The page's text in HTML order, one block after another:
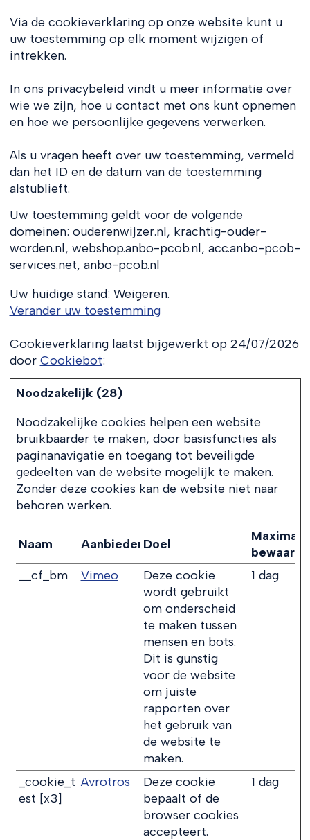
Via de cookieverklaring op onze website kunt u
uw toestemming op elk moment wijzigen of
intrekken.
In ons privacybeleid vindt u meer informatie over
wie we zijn, hoe u contact met ons kunt opnemen
en hoe we persoonlijke gegevens verwerken.
Als u vragen heeft over uw toestemming, vermeld
dan het ID en de datum van de toestemming
alstublieft.
Uw toestemming geldt voor de volgende
domeinen: ouderenwijzer.nl, krachtig-ouder-
worden.nl, webshop.anbo-pcob.nl, acc.anbo-pcob-
services.net, anbo-pcob.nl
Uw huidige stand: Weigeren.
Verander uw toestemming
Cookieverklaring laatst bijgewerkt op 24/07/2026
door Cookiebot:
Noodzakelijk (28)
Noodzakelijke cookies helpen een website
bruikbaarder te maken, door basisfuncties als
paginanavigatie en toegang tot beveiligde
gedeelten van de website mogelijk te maken.
Zonder deze cookies kan de website niet naar
behoren werken.
Naam Aanbieder Doel
Maximale
__cf_bm
Vimeo
Deze cookie
wordt gebruikt
om onderscheid
te maken tussen
mensen en bots.
Dit is gunstig
voor de website
om juiste
rapporten over
het gebruik van
de website te
maken.
1 dag
_cookie_t
est [x3]
Avrotros
Deze cookie
bepaalt of de
browser cookies
accepteert.
1 dag